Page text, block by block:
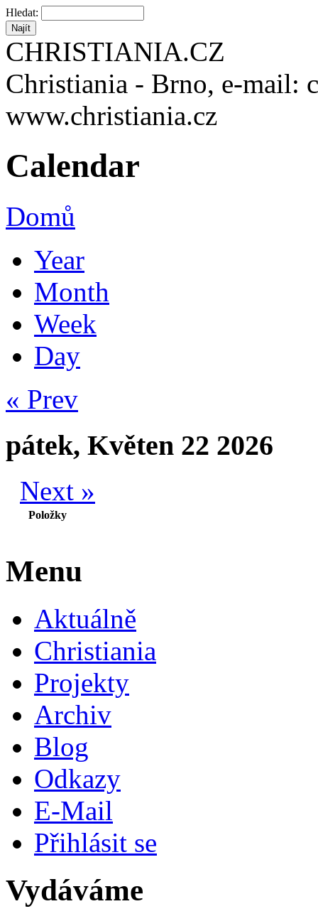
Hledat:
CHRISTIANIA.CZ
Christiania - Brno, e-mail:
www.christiania.cz
Calendar
Domů
Year
Month
Week
Day
« Prev
pátek, Květen 22 2026
Next »
Položky
Menu
Aktuálně
Christiania
Projekty
Archiv
Blog
Odkazy
E-Mail
Přihlásit se
Vydáváme